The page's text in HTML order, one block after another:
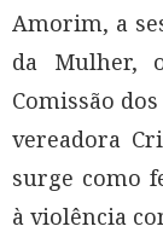
Amorim, a
da Mulher,
Comissão
vereadora
surge como
à violência